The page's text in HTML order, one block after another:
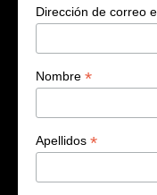
Dirección de correo
Nombre *
Apellidos *